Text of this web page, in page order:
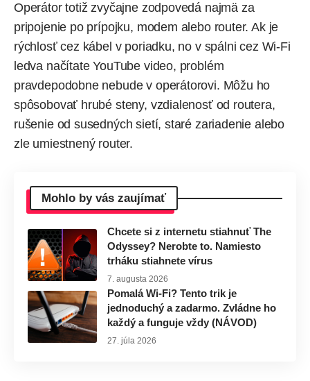
Operátor totiž zvyčajne zodpovedá najmä za
pripojenie po prípojku, modem alebo router. Ak je
rýchlosť cez kábel v poriadku, no v spálni cez Wi-Fi
ledva načítate YouTube video, problém
pravdepodobne nebude v operátorovi. Môžu ho
spôsobovať hrubé steny, vzdialenosť od routera,
rušenie od susedných sietí, staré zariadenie alebo
zle umiestnený router.
Mohlo by vás zaujímať
Chcete si z internetu stiahnuť The
Odyssey? Nerobte to. Namiesto
trháku stiahnete vírus
7. augusta 2026
Pomalá Wi-Fi? Tento trik je
jednoduchý a zadarmo. Zvládne ho
každý a funguje vždy (NÁVOD)
27. júla 2026